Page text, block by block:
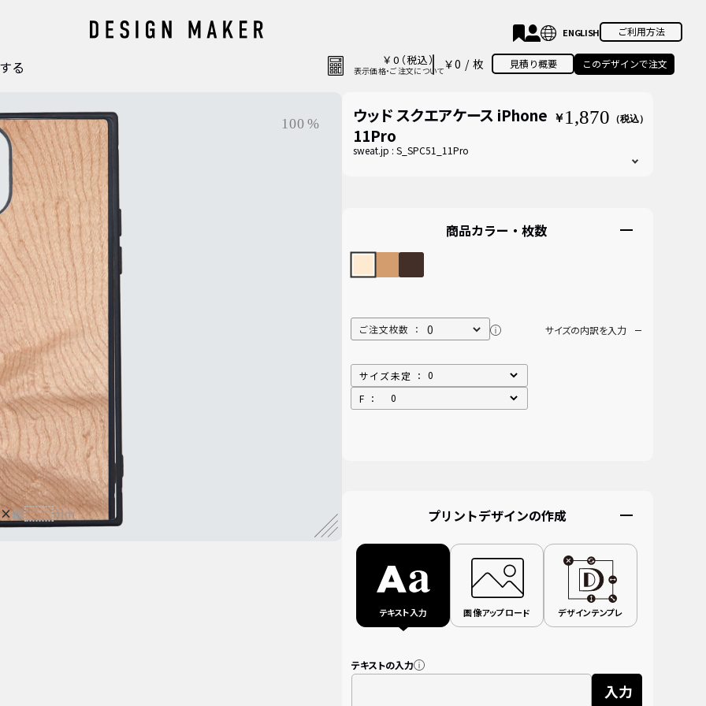
ご利用方法
る ￥ 0（税込）
表示価格・ご注文について￥0 / 枚 見積り概要 このデザインで注文
×縦 mm
100 %
ウッド スクエアケース iPhone
11Pro
￥1,870 （税込）
sweat.jp : S_SPC51_11Pro
商品カラー・枚数
ご注文枚数 ： サイズの内訳を入力
サイズ未定 ：
F ：
プリントデザインの作成
テキスト入力 画像アップロード デザインテンプレ
テキストの入力
入力